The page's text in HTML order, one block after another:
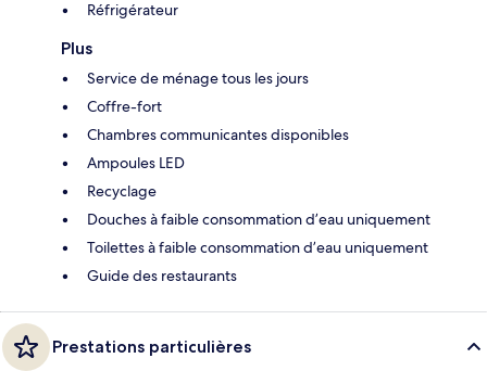
Réfrigérateur
Plus
Service de ménage tous les jours
Coffre-fort
Chambres communicantes disponibles
Ampoules LED
Recyclage
Douches à faible consommation d’eau uniquement
Toilettes à faible consommation d’eau uniquement
Guide des restaurants
Prestations particulières